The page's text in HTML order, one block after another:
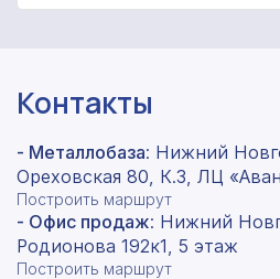
Контакты
- Металлобаза: Нижний
Ореховская 80, К.3, ЛЦ
Построить маршрут
- Офис продаж: Нижний
Родионова 192к1, 5 этаж
Построить маршрут